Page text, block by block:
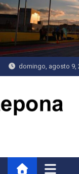
Saltar
contenido
domingo, agosto 9,